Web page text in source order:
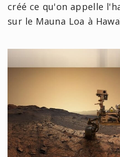
créé ce qu'on appelle
sur le Mauna Loa à